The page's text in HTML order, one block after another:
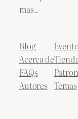
mas..
Blog
Acerca de
FAQs
Autores Temas